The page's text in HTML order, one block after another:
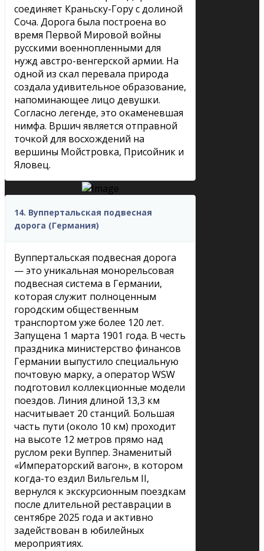
соединяет Краньску-Гору с долиной
Соча. Дорога была построена во
время Первой Мировой войны
русскими военнопленными для
нужд австро-венгерской армии. На
одной из скал перевала природа
создала удивительное образование,
напоминающее лицо девушки.
Согласно легенде, это окаменевшая
нимфа. Вршич является отправной
точкой для восхождений на
вершины Мойстровка, Присойник и
Яловец.
14. Вуппертальская подвесная
дорога (Германия)
Вуппертальская подвесная дорога
— это уникальная монорельсовая
подвесная система в Германии,
которая служит полноценным
городским общественным
транспортом уже более 120 лет.
Запущена 1 марта 1901 года. В честь
праздника министерство финансов
Германии выпустило специальную
почтовую марку, а оператор WSW
подготовил коллекционные модели
поездов. Линия длиной 13,3 км
насчитывает 20 станций. Большая
часть пути (около 10 км) проходит
на высоте 12 метров прямо над
руслом реки Вуппер. Знаменитый
«Императорский вагон», в котором
когда-то ездил Вильгельм II,
вернулся к экскурсионным поездкам
после длительной реставрации в
сентябре 2025 года и активно
задействован в юбилейных
мероприятиях.